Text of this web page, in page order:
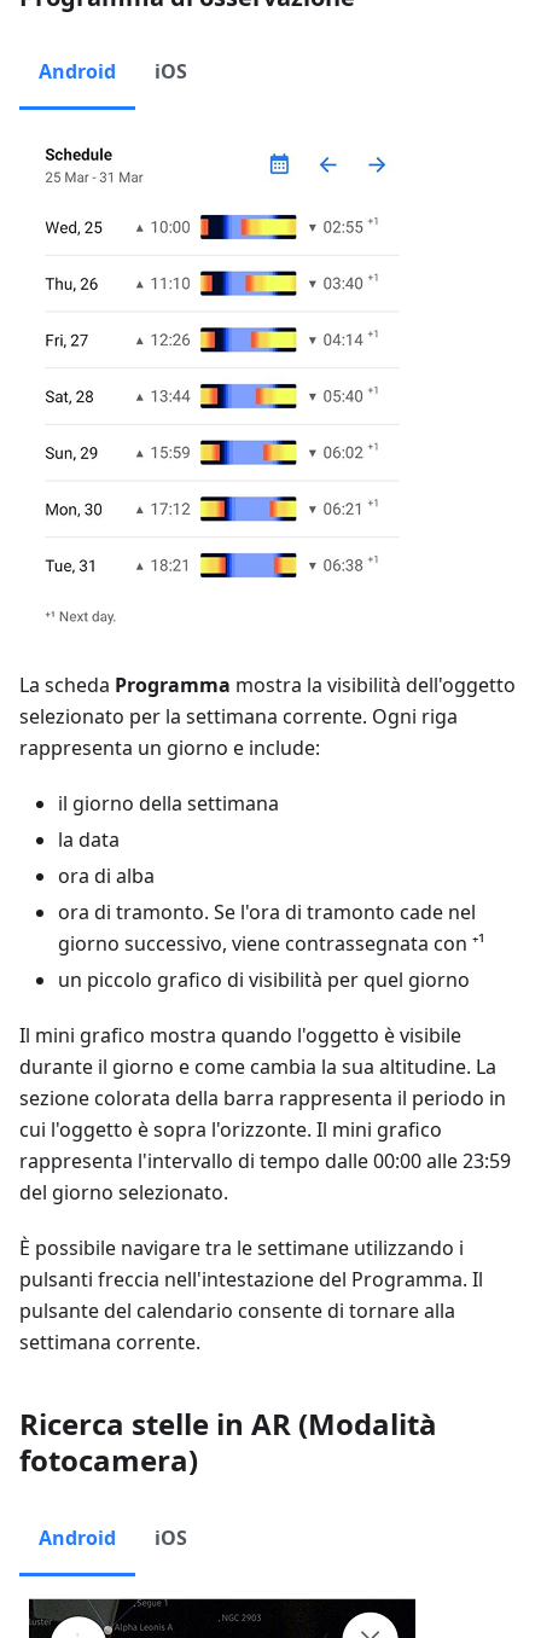
Android iOS
La scheda Programma mostra la visibilità dell'oggetto
selezionato per la settimana corrente. Ogni riga
rappresenta un giorno e include:
il giorno della settimana
la data
ora di alba
ora di tramonto. Se l'ora di tramonto cade nel
giorno successivo, viene contrassegnata con ⁺¹
un piccolo grafico di visibilità per quel giorno
Il mini grafico mostra quando l'oggetto è visibile
durante il giorno e come cambia la sua altitudine. La
sezione colorata della barra rappresenta il periodo in
cui l'oggetto è sopra l'orizzonte. Il mini grafico
rappresenta l'intervallo di tempo dalle 00:00 alle 23:59
del giorno selezionato.
È possibile navigare tra le settimane utilizzando i
pulsanti freccia nell'intestazione del Programma. Il
pulsante del calendario consente di tornare alla
settimana corrente.
Ricerca stelle in AR (Modalità
fotocamera)
Android iOS